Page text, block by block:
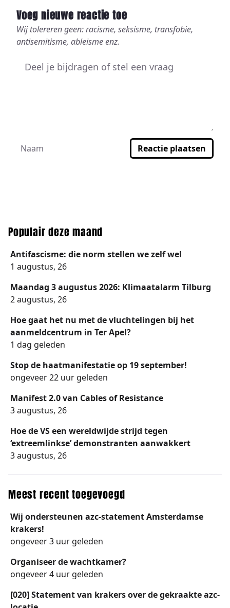
Voeg nieuwe reactie toe
Wij tolereren geen: racisme, seksisme, transfobie,
antisemitisme, ableisme enz.
Reactie plaatsen
Populair deze maand
Antifascisme: die norm stellen we zelf wel
1 augustus, 26
Maandag 3 augustus 2026: Klimaatalarm Tilburg
2 augustus, 26
Hoe gaat het nu met de vluchtelingen bij het
aanmeldcentrum in Ter Apel?
1 dag geleden
Stop de haatmanifestatie op 19 september!
ongeveer 22 uur geleden
Manifest 2.0 van Cables of Resistance
3 augustus, 26
Hoe de VS een wereldwijde strijd tegen
‘extreemlinkse’ demonstranten aanwakkert
3 augustus, 26
Meest recent toegevoegd
Wij ondersteunen azc-statement Amsterdamse
krakers!
ongeveer 3 uur geleden
Organiseer de wachtkamer?
ongeveer 4 uur geleden
[020] Statement van krakers over de gekraakte azc-